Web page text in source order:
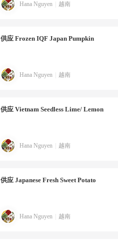
Hana Nguyen 越南
供应 Frozen IQF Japan Pumpkin
Hana Nguyen 越南
供应 Vietnam Seedless Lime/ Lemon
Hana Nguyen 越南
供应 Japanese Fresh Sweet Potato
Hana Nguyen 越南